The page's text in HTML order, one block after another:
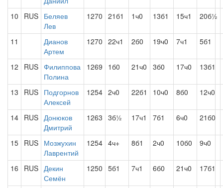
10 RUS Беляев
Лев
1270 21б1 1ч0 13б1 15ч1 20б½
11
Дианов
Артем
1270 22ч1 2б0 19ч0 7ч1 5б1
12 RUS Филиппова
Полина
1269 1б0 21ч0 3б0 17ч0 13б1
13 RUS Подгорнов
Алексей
1254 2ч0 22б1 10ч0 8б0 12ч0
14 RUS Донюков
Дмитрий
1263 3б½ 17ч1 7б1 6ч0 21б0
15 RUS Мозжухин
Лаврентий
1254 4ч+ 8б1 2ч0 10б0 9ч0
16 RUS Декин
Семён
1250 5б1 7ч1 6б0 21ч0 17б1